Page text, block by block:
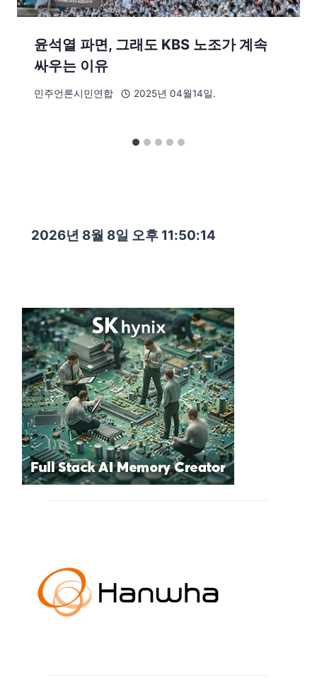
윤석열 파면, 그래도 KBS 노조가 계속
싸우는 이유
민주언론시민연합 2025년 04월14일.
2026년 8월 8일 오후 11:50:15